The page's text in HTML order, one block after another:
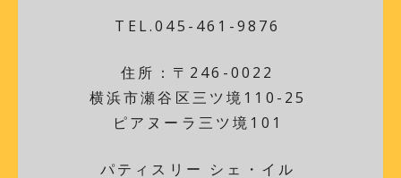
TEL.045-461-9876
住所：〒246-0022
横浜市瀬谷区三ツ境110-25
ピアヌーラ三ツ境101
パティスリー シェ・イル